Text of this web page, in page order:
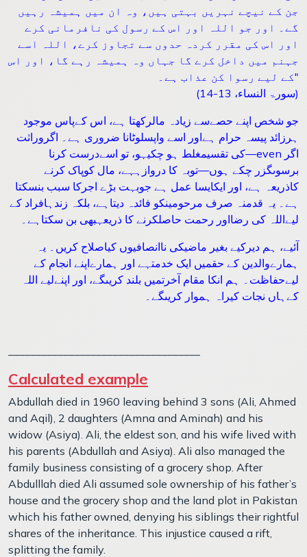
جن کے نیچے نہریں بہتی ہیں، وہ ان میں ہمیشہ رہیں
گے۔ اور جو اللہ اور اس کے رسول کی نافرمانی کرے
اور اس کی مقرر کردہ حدوں سے تجاوز کرے، اللہ اسے
جہنم میں داخل کرے گا جہاں وہ ہمیشہ رہے گا، اور اس
کے لیے رسوا کن عذاب ہے۔"
(سورۃ النساء، 13-14)
جو شخص اپنے حصےسے زیادہ مالرکھتا ہے، اس کےپاس موجود
ہرزائد پیسہ حرام ہےاور اسے واپسلوٹانا ضروری ہے۔ اگروراثت
کی تقسیمغلط ہو چکیہو، تو اسےدرست کرنا—even اگر
برسوںگزر چکے ہوں—توبہ کا دروازہہے، مال کوپاک کرنے
کاذریعہ ہے، اور ایکایسا عمل ہے جوبہت بڑے اجرکا سبب بنسکتا
ہے۔ یہ قدمنہ صرف مرحومینکو فائدہ دیتاہے، بلکہ زندہافراد کے
لیےاللہ کی رضااور رحمت حاصلکرنے کا ذریعہبھی بن سکتاہے۔
آئیے، ہم دیرکیے بغیر ماضیکی ناانصافیوں کیاصلاح کریں۔ یہ
ہمارےوالدین کے حقمیں ایک خدمتہے اور ہمارےاپنے انجام کے
لیےحفاظت۔ ہم انکا مقام آخرتمیں بلند کریںگے، اور اپنےلیے اللہ
کےہاں نجات کیراہ ہموار کریںگے۔
Calculated example
Abdullah died in 1960 leaving behind 3 sons (Ali, Ahmed
and Aqil), 2 daughters (Amna and Aminah) and his
widow (Asiya). Ali, the eldest son, and his wife lived with
his parents (Abdullah and Asiya). Ali also managed the
family business consisting of a grocery shop. After
Abdulllah died Ali assumed sole ownership of his father’s
house and the grocery shop and the land plot in Pakistan
which his father owned, denying his siblings their rightful
shares of the inheritance. This injustice caused a rift,
splitting the family.